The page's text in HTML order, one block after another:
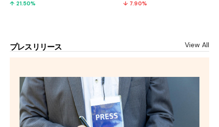
↑ 21.50% ↓ 7.90%
プレスリリース View All